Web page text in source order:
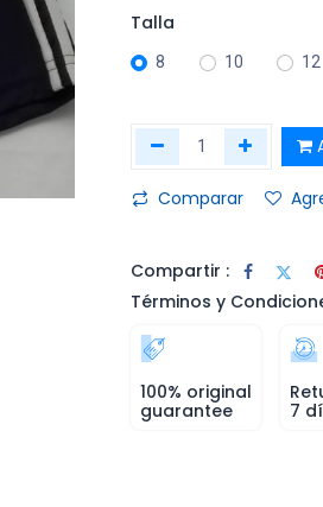
Talla
8 10 12
Comparar
Compartir :
Términos y
100% original
guarantee
7